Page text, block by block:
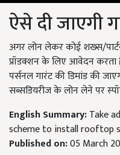
ऐसे दी जाएगी
अगर लोन लेकर कोई शख्स/
प्रॉडक्शन के लिए आवेदन करता है,
पर्सनल गारंट की डिमांड की
सब्‍सडियरीज के लोन लेने पर
English Summary:Take
scheme to install rooftop
Published on:05 March